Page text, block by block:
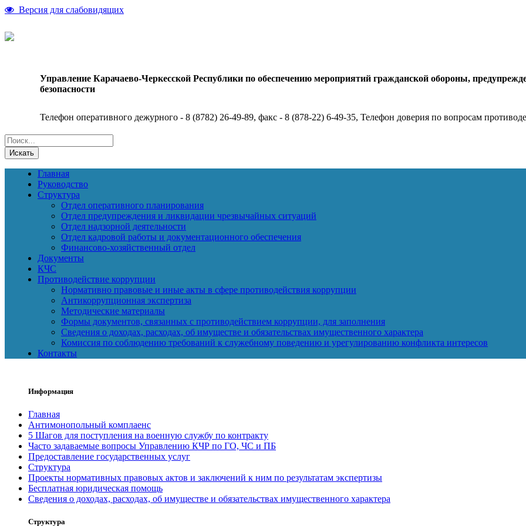
Версия для слабовидящих
Управление Карачаево-Черкесской Республики по обеспечению мероприятий гражданской обороны,
безопасности
Телефон оперативного дежурного - 8 (8782) 26-49-89, факс - 8 (878-22) 6-49-35, Телефон доверия по вопросам
Искать
Главная
Руководство
Структура
Отдел оперативного планирования
Отдел предупреждения и ликвидации чрезвычайных ситуаций
Отдел надзорной деятельности
Отдел кадровой работы и документационного обеспечения
Финансово-хозяйственный отдел
Документы
КЧС
Противодействие коррупции
Нормативно правовые и иные акты в сфере противодействия коррупции
Антикоррупционная экспертиза
Методические материалы
Формы документов, связанных с противодействием коррупции, для заполнения
Сведения о доходах, расходах, об имуществе и обязательствах имущественного характера
Комиссия по соблюдению требований к служебному поведению и урегулированию конфликта интересов
Контакты
Информация
Главная
Антимонопольный комплаенс
5 Шагов для поступления на военную службу по контракту
Часто задаваемые вопросы Управлению КЧР по ГО, ЧС и ПБ
Предоставление государственных услуг
Структура
Проекты нормативных правовых актов и заключений к ним по результатам экспертизы
Бесплатная юридическая помощь
Сведения о доходах, расходах, об имуществе и обязательствах имущественного характера
Структура